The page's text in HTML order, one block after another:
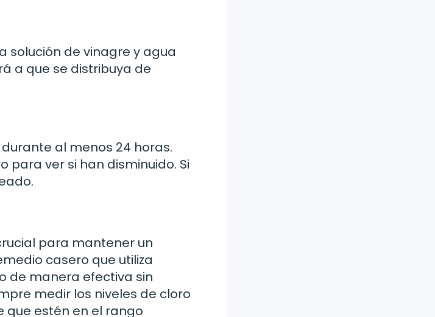
solución de vinagre y agua
a que se distribuya de
al menos 24 horas.
para ver si han disminuido. Si
para mantener un
casero que utiliza
de manera efectiva sin
medir los niveles de cloro
estén en el rango